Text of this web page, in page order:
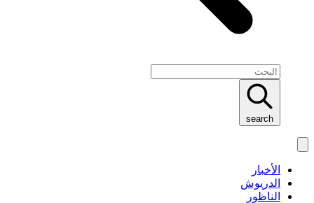
search
الأخبار
الدريوش
الناظور